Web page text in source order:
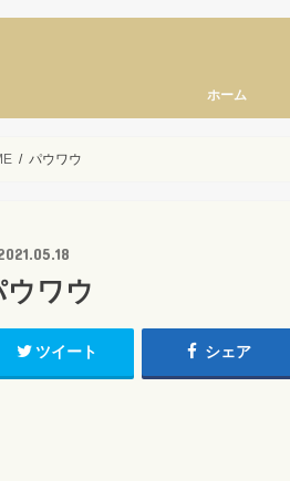
ホーム
パウワウ
ウワウ
ツイート シェア